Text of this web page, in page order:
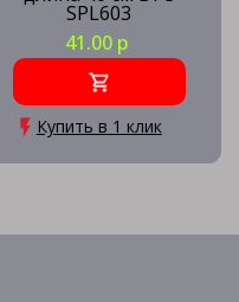
SPL603
41.00 р
Купить в 1 клик